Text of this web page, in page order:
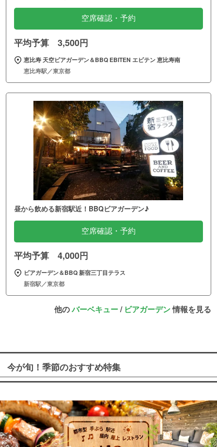
空席確認・予約
平均予算 3,500円
恵比寿 天空ビアガーデン＆BBQ EBITEN エビテン 恵比寿南
恵比寿駅／東京都
昼から飲める新宿駅近！BBQビアガーデン♪
空席確認・予約
平均予算 4,000円
ビアガーデン＆BBQ 新宿三丁目テラス
新宿駅／東京都
他のバーベキュー/ ビアガーデン情報を見る
今が旬！季節のおすすめ特集